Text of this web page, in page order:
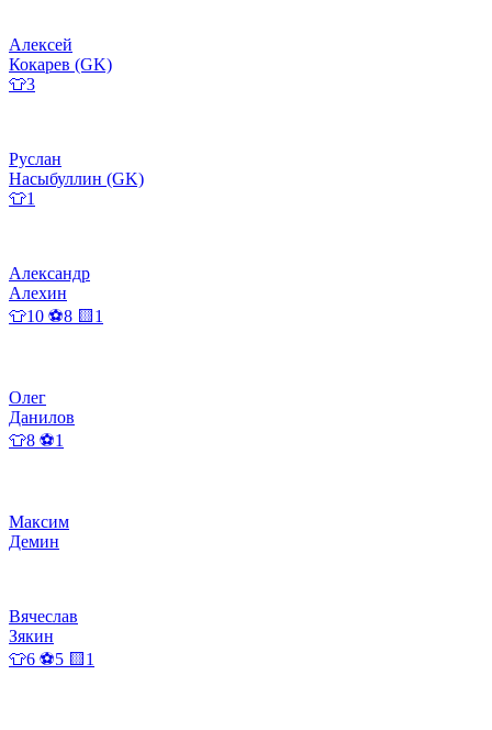
Алексей
Кокарев (GK)
👕3
Руслан
Насыбуллин (GK)
👕1
Александр
Алехин
👕10 ⚽8 🟨1
Олег
Данилов
👕8 ⚽1
Максим
Демин
Вячеслав
Зякин
👕6 ⚽5 🟨1